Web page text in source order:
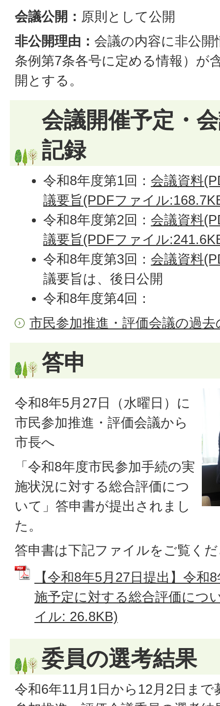
会議公開： 原則として公開
非公開理由： 会議の内容に非公開
条例第7条各号に定める情報）が
開とする。
会議開催予定・
記録
令和8年度第1回：会議資料
議要旨(PDFファイル
令和8年度第2回：会議資料
議要旨(PDFファイル
令和8年度第3回：会議資料
議要旨は、後日公開
令和8年度第4回：
市民参加推進・評価会議の過
答申
令和8年5月27日（水曜日）に
市民参加推進・評価会議から
市長へ
「令和8年度市民参加手続の実
施状況に対する総合評価につ
いて」答申書が提出されまし
た。
答申書は下記ファイルをご覧く
【令和8年5月27日提出】令和
施予定に対する総合評価につ
イル: 26.8KB)
委員の選考結果
令和6年11月1日から12月2日まで